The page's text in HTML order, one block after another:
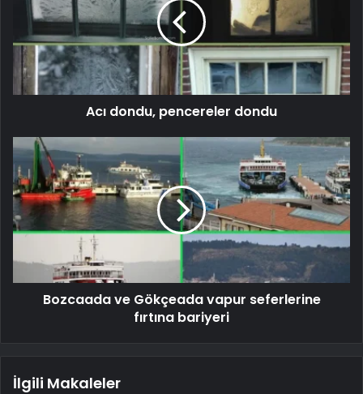
Acı dondu, pencereler dondu
Bozcaada ve Gökçeada vapur seferlerine
fırtına bariyeri
İlgili Makaleler